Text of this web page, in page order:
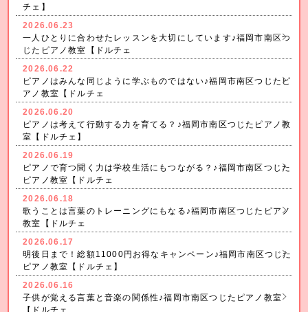
チェ】
2026.06.23
一人ひとりに合わせたレッスンを大切にしています♪福岡市南区つ
じたピアノ教室【ドルチェ
2026.06.22
ピアノはみんな同じように学ぶものではない♪福岡市南区つじたピ
アノ教室【ドルチェ
2026.06.20
ピアノは考えて行動する力を育てる？♪福岡市南区つじたピアノ教
室【ドルチェ】
2026.06.19
ピアノで育つ聞く力は学校生活にもつながる？♪福岡市南区つじた
ピアノ教室【ドルチェ
2026.06.18
歌うことは言葉のトレーニングにもなる♪福岡市南区つじたピアノ
教室【ドルチェ
2026.06.17
明後日まで！総額11000円お得なキャンペーン♪福岡市南区つじた
ピアノ教室【ドルチェ】
2026.06.16
子供が覚える言葉と音楽の関係性♪福岡市南区つじたピアノ教室
【ドルチェ